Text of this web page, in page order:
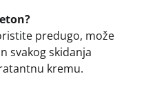
predugo, može
svakog skidanja
kremu.